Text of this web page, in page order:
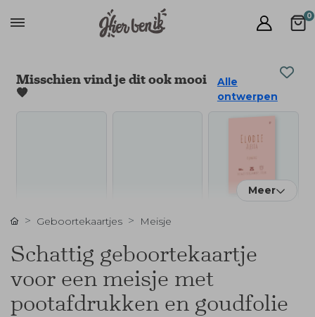
0
Misschien vind je dit ook mooi
🧡
Alle
ontwerpen
Meer
Geboortekaartjes Meisje
Schattig geboortekaartje
voor een meisje met
pootafdrukken en goudfolie